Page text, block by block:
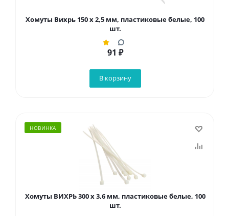
Хомуты Вихрь 150 х 2,5 мм, пластиковые белые, 100
шт.
91 ₽
В корзину
НОВИНКА
Хомуты ВИХРЬ 300 х 3,6 мм, пластиковые белые, 100
шт.